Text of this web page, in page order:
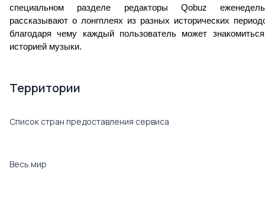
специальном разделе редакторы Qobuz
рассказывают о лонгплеях из разных исторических
благодаря чему каждый пользователь может
историей музыки.
Территории
Список стран предоставления сервиса
Весь мир